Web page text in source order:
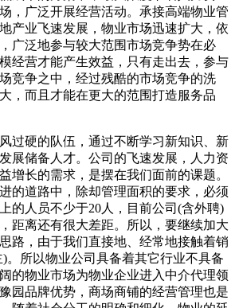
，广泛开展经营活动。承接高端物业管
产业飞速发展，物业市场迅速扩大，依
广泛地参与较大范围市场竞争势在必
经营才能产生效益，只有走出去，参与
竞争之中，经过残酷的市场竞争的洗
，而且才能在更大的范围打造服务品
过硬的队伍，通过不断学习新知识、新
展储备人才。公司的飞速发展，人力资
增长的需求，是摆在我们面前的课题。
的道路中，除却管理面积的要求，必须
的人员不少于20人，目前公司(含外聘)
距离还有很大差距。所以，要继续加大
路，由于我们直接地、经常地接触着销
所以物业公司具备着其它行业不具备
的物业市场为物业企业进入中介代理领
园品牌优势，商场商铺的经营管理也是